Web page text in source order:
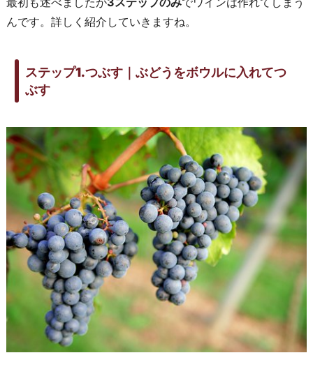
んです。詳しく紹介していきますね。
ステップ1.つぶす｜ぶどうをボウルに入れてつ
ぶす